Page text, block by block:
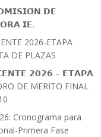
𝗗𝗘
𝗜𝗘.
2026-ETAPA
DE PLAZAS
𝟮𝟬𝟮𝟲 – 𝗘𝗧𝗔𝗣𝗔
DE MERITO FINAL
Cronograma para
Primera Fase